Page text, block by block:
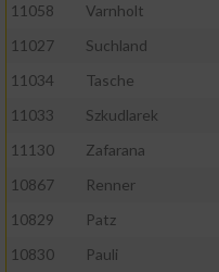
11058
Varnholt
11027
Suchland
11034
Tasche
11033
Szkudlarek
11130
Zafarana
10867
Renner
10829
Patz
10830
Pauli